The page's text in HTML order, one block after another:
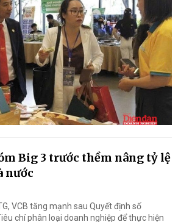
Big 3 trước thềm nâng tỷ lệ
nước
VCB tăng mạnh sau Quyết định số
chí phân loại doanh nghiệp để thực hiện